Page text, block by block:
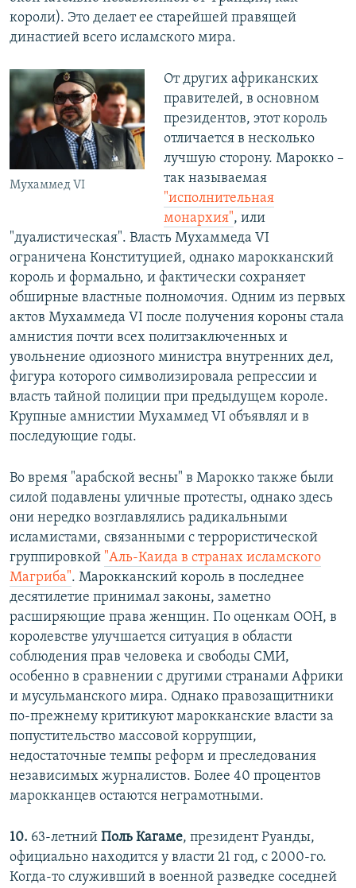
короли). Это делает ее старейшей правящей
династией всего исламского мира.
Мухаммед VI
От других африканских
правителей, в основном
президентов, этот король
отличается в несколько
лучшую сторону. Марокко –
так называемая
"исполнительная
монархия", или
"дуалистическая". Власть Мухаммеда VI
ограничена Конституцией, однако марокканский
король и формально, и фактически сохраняет
обширные властные полномочия. Одним из первых
актов Мухаммеда VI после получения короны стала
амнистия почти всех политзаключенных и
увольнение одиозного министра внутренних дел,
фигура которого символизировала репрессии и
власть тайной полиции при предыдущем короле.
Крупные амнистии Мухаммед VI объявлял и в
последующие годы.
Во время "арабской весны" в Марокко также были
силой подавлены уличные протесты, однако здесь
они нередко возглавлялись радикальными
исламистами, связанными с террористической
группировкой "Аль-Каида в странах исламского
Магриба". Марокканский король в последнее
десятилетие принимал законы, заметно
расширяющие права женщин. По оценкам ООН, в
королевстве улучшается ситуация в области
соблюдения прав человека и свободы СМИ,
особенно в сравнении с другими странами Африки
и мусульманского мира. Однако правозащитники
по-прежнему критикуют марокканские власти за
попустительство массовой коррупции,
недостаточные темпы реформ и преследования
независимых журналистов. Более 40 процентов
марокканцев остаются неграмотными.
10. 63-летний Поль Кагаме, президент Руанды,
официально находится у власти 21 год, с 2000-го.
Когда-то служивший в военной разведке соседней